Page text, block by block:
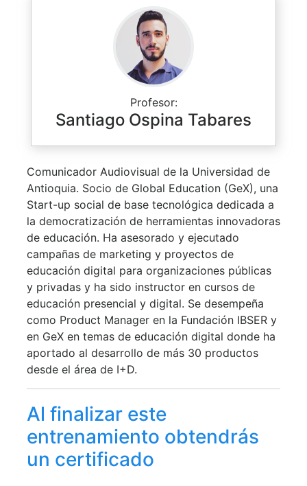
Profesor:
Santiago Ospina Tabares
Comunicador Audiovisual de la Universidad de
Antioquia. Socio de Global Education (GeX), una
Start-up social de base tecnológica dedicada a
la democratización de herramientas innovadoras
de educación. Ha asesorado y ejecutado
campañas de marketing y proyectos de
educación digital para organizaciones públicas
y privadas y ha sido instructor en cursos de
educación presencial y digital. Se desempeña
como Product Manager en la Fundación IBSER y
en GeX en temas de educación digital donde ha
aportado al desarrollo de más 30 productos
desde el área de I+D.
Al finalizar este
entrenamiento obtendrás
un certificado